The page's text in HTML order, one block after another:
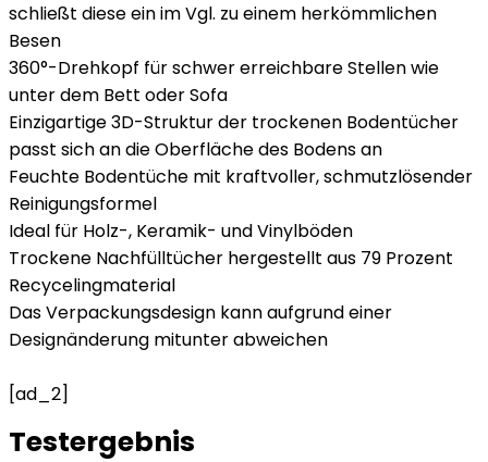
schließt diese ein im Vgl. zu einem herkömmlichen
Besen
360°-Drehkopf für schwer erreichbare Stellen wie
unter dem Bett oder Sofa
Einzigartige 3D-Struktur der trockenen Bodentücher
passt sich an die Oberfläche des Bodens an
Feuchte Bodentüche mit kraftvoller, schmutzlösender
Reinigungsformel
Ideal für Holz-, Keramik- und Vinylböden
Trockene Nachfülltücher hergestellt aus 79 Prozent
Recycelingmaterial
Das Verpackungsdesign kann aufgrund einer
Designänderung mitunter abweichen
[ad_2]
Testergebnis